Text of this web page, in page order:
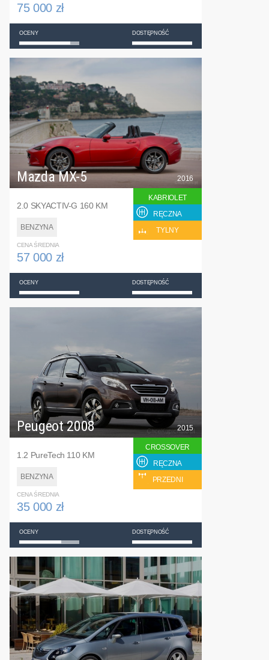
75 000 zł
OCENY DOSTĘPNOŚĆ
Mazda MX-5
2.0 SKYACTIV-G 160 KM
BENZYNA
2016
KABRIOLET
RĘCZNA
TYLNY
CENA ŚREDNIA
57 000 zł
OCENY DOSTĘPNOŚĆ
Peugeot 2008
1.2 PureTech 110 KM
BENZYNA
2015
CROSSOVER
RĘCZNA
PRZEDNI
CENA ŚREDNIA
35 000 zł
OCENY DOSTĘPNOŚĆ